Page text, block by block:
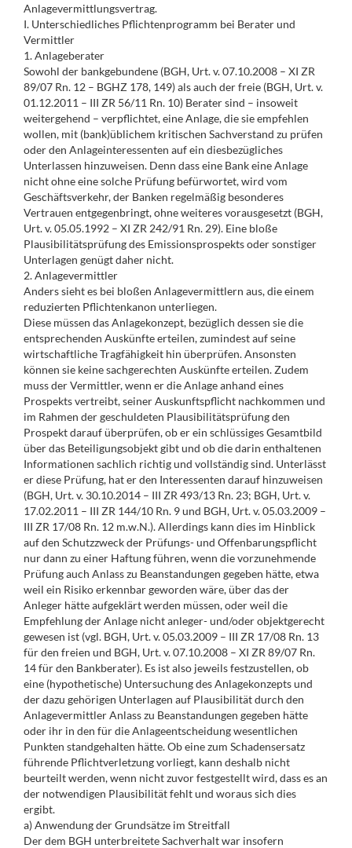
Anlagevermittlungsvertrag.
I. Unterschiedliches Pflichtenprogramm bei Berater und
Vermittler
1. Anlageberater
Sowohl der bankgebundene (BGH, Urt. v. 07.10.2008 – XI ZR
89/07 Rn. 12 – BGHZ 178, 149) als auch der freie (BGH, Urt. v.
01.12.2011 – III ZR 56/11 Rn. 10) Berater sind – insoweit
weitergehend – verpflichtet, eine Anlage, die sie empfehlen
wollen, mit (bank)üblichem kritischen Sachverstand zu prüfen
oder den Anlageinteressenten auf ein diesbezügliches
Unterlassen hinzuweisen. Denn dass eine Bank eine Anlage
nicht ohne eine solche Prüfung befürwortet, wird vom
Geschäftsverkehr, der Banken regelmäßig besonderes
Vertrauen entgegenbringt, ohne weiteres vorausgesetzt (BGH,
Urt. v. 05.05.1992 – XI ZR 242/91 Rn. 29). Eine bloße
Plausibilitätsprüfung des Emissionsprospekts oder sonstiger
Unterlagen genügt daher nicht.
2. Anlagevermittler
Anders sieht es bei bloßen Anlagevermittlern aus, die einem
reduzierten Pflichtenkanon unterliegen.
Diese müssen das Anlagekonzept, bezüglich dessen sie die
entsprechenden Auskünfte erteilen, zumindest auf seine
wirtschaftliche Tragfähigkeit hin überprüfen. Ansonsten
können sie keine sachgerechten Auskünfte erteilen. Zudem
muss der Vermittler, wenn er die Anlage anhand eines
Prospekts vertreibt, seiner Auskunftspflicht nachkommen und
im Rahmen der geschuldeten Plausibilitätsprüfung den
Prospekt darauf überprüfen, ob er ein schlüssiges Gesamtbild
über das Beteiligungsobjekt gibt und ob die darin enthaltenen
Informationen sachlich richtig und vollständig sind. Unterlässt
er diese Prüfung, hat er den Interessenten darauf hinzuweisen
(BGH, Urt. v. 30.10.2014 – III ZR 493/13 Rn. 23; BGH, Urt. v.
17.02.2011 – III ZR 144/10 Rn. 9 und BGH, Urt. v. 05.03.2009 –
III ZR 17/08 Rn. 12 m.w.N.). Allerdings kann dies im Hinblick
auf den Schutzzweck der Prüfungs- und Offenbarungspflicht
nur dann zu einer Haftung führen, wenn die vorzunehmende
Prüfung auch Anlass zu Beanstandungen gegeben hätte, etwa
weil ein Risiko erkennbar geworden wäre, über das der
Anleger hätte aufgeklärt werden müssen, oder weil die
Empfehlung der Anlage nicht anleger- und/oder objektgerecht
gewesen ist (vgl. BGH, Urt. v. 05.03.2009 – III ZR 17/08 Rn. 13
für den freien und BGH, Urt. v. 07.10.2008 – XI ZR 89/07 Rn.
14 für den Bankberater). Es ist also jeweils festzustellen, ob
eine (hypothetische) Untersuchung des Anlagekonzepts und
der dazu gehörigen Unterlagen auf Plausibilität durch den
Anlagevermittler Anlass zu Beanstandungen gegeben hätte
oder ihr in den für die Anlageentscheidung wesentlichen
Punkten standgehalten hätte. Ob eine zum Schadensersatz
führende Pflichtverletzung vorliegt, kann deshalb nicht
beurteilt werden, wenn nicht zuvor festgestellt wird, dass es an
der notwendigen Plausibilität fehlt und woraus sich dies
ergibt.
a) Anwendung der Grundsätze im Streitfall
Der dem BGH unterbreitete Sachverhalt war insofern